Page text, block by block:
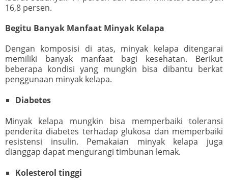
16,8 persen.
Begitu Banyak Manfaat Minyak Kelapa
Dengan komposisi di atas, minyak kelapa ditengarai
memiliki banyak manfaat bagi kesehatan. Berikut
beberapa kondisi yang mungkin bisa dibantu berkat
penggunaan minyak kelapa.
Diabetes
Minyak kelapa mungkin bisa memperbaiki toleransi
penderita diabetes terhadap glukosa dan memperbaiki
resistensi insulin. Pemakaian minyak kelapa juga
dianggap dapat mengurangi timbunan lemak.
Kolesterol tinggi